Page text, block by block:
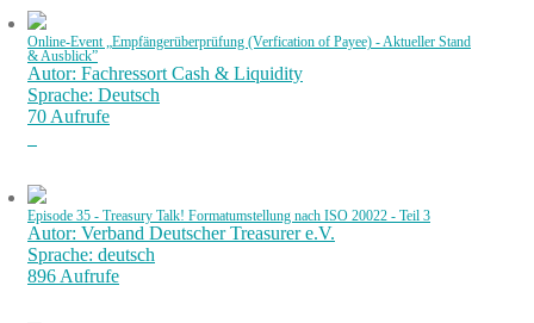
Online-Event „Empfängerüberprüfung (Verfication of Payee) - Aktueller Stand
& Ausblick”
Autor: Fachressort Cash & Liquidity
Sprache: Deutsch
70 Aufrufe
Episode 35 - Treasury Talk! Formatumstellung nach ISO 20022 - Teil 3
Autor: Verband Deutscher Treasurer e.V.
Sprache: deutsch
896 Aufrufe